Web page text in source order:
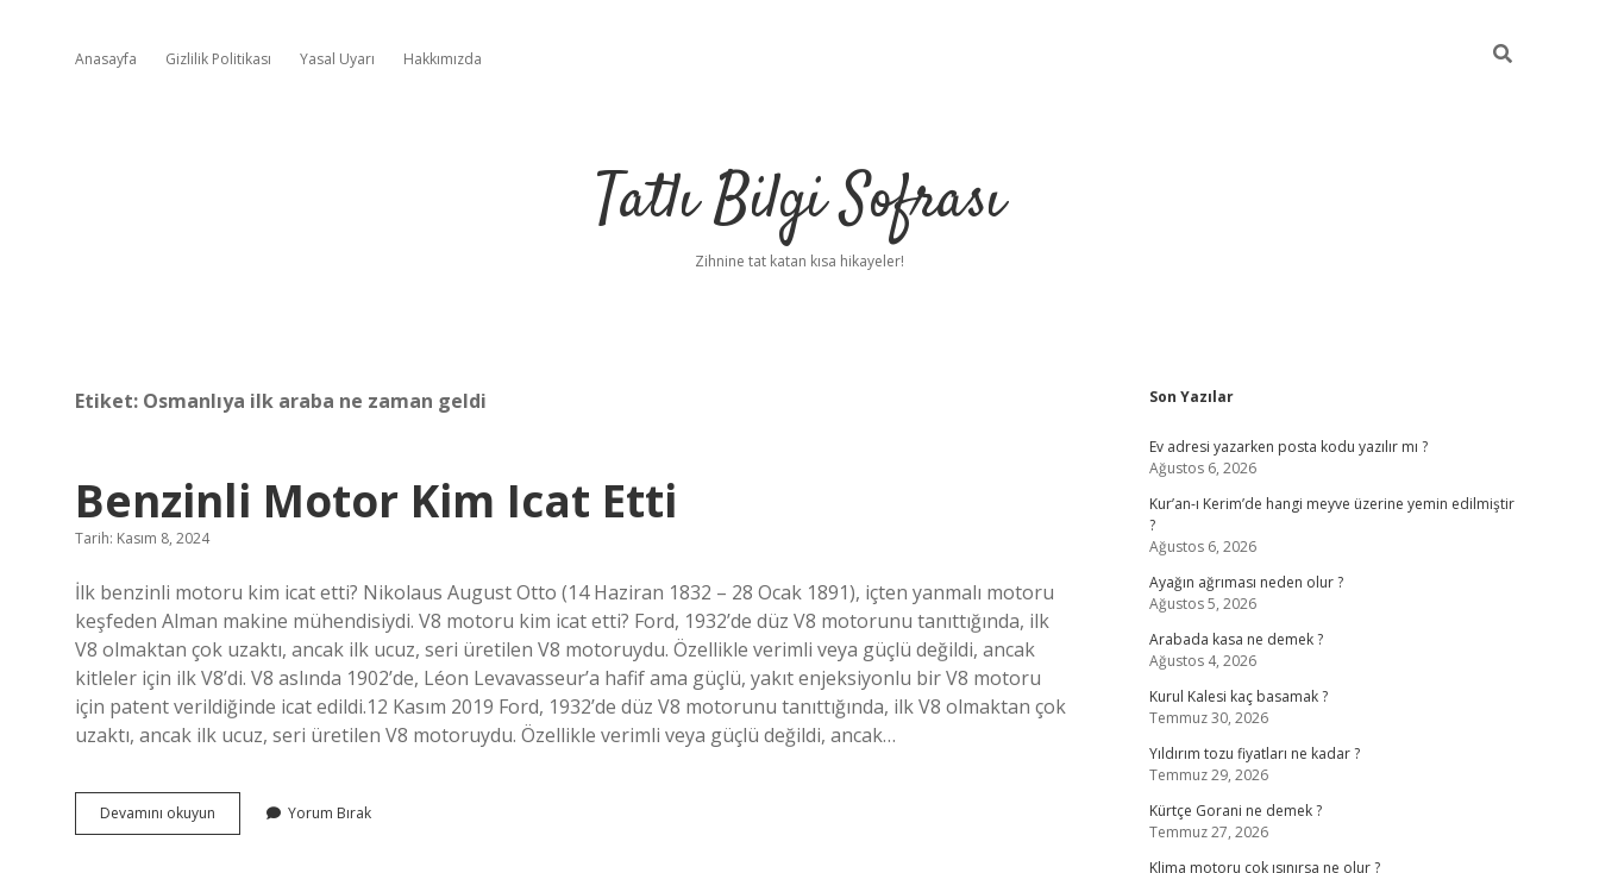
Anasayfa Gizlilik Politikası Yasal Uyarı Hakkımızda
Tatlı Bilgi Sofrası
Zihnine tat katan kısa hikayeler!
Etiket: Osmanlıya ilk araba ne zaman geldi
Benzinli Motor Kim Icat Etti
Tarih: Kasım 8, 2024
İlk benzinli motoru kim icat etti? Nikolaus August Otto (14 Haziran 1832 – 28 Ocak 1891), içten yanmalı motoru
keşfeden Alman makine mühendisiydi. V8 motoru kim icat etti? Ford, 1932’de düz V8 motorunu tanıttığında, ilk
V8 olmaktan çok uzaktı, ancak ilk ucuz, seri üretilen V8 motoruydu. Özellikle verimli veya güçlü değildi, ancak
kitleler için ilk V8’di. V8 aslında 1902’de, Léon Levavasseur’a hafif ama güçlü, yakıt enjeksiyonlu bir V8 motoru
için patent verildiğinde icat edildi.12 Kasım 2019 Ford, 1932’de düz V8 motorunu tanıttığında, ilk V8 olmaktan çok
uzaktı, ancak ilk ucuz, seri üretilen V8 motoruydu. Özellikle verimli veya güçlü değildi, ancak…
Devamını okuyun
Motor
Yorum Bırak
Sidebar
Son Yazılar
Ev adresi yazarken posta kodu yazılır mı ?
Ağustos 6, 2026
Kur’an-ı Kerim’de hangi meyve üzerine yemin edilmiştir
?
Ağustos 6, 2026
Ayağın ağrıması neden olur ?
Ağustos 5, 2026
Arabada kasa ne demek ?
Ağustos 4, 2026
Kurul Kalesi kaç basamak ?
Temmuz 30, 2026
Yıldırım tozu fiyatları ne kadar ?
Temmuz 29, 2026
Kürtçe Gorani ne demek ?
Temmuz 27, 2026
Klima motoru çok ısınırsa ne olur ?